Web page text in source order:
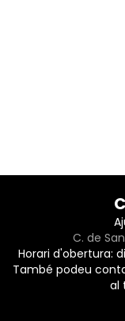
C. de
Horari d'obertura:
També podeu
al